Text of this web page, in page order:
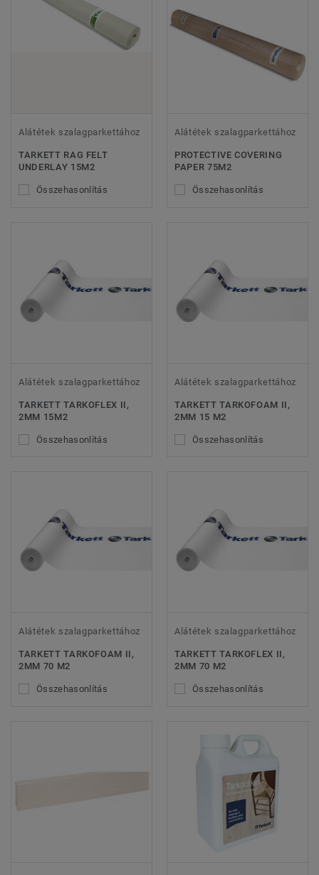
Alátétek szalagparkettához
TARKETT RAG FELT
UNDERLAY 15M2
Összehasonlítás
Alátétek szalagparkettához
PROTECTIVE COVERING
PAPER 75M2
Összehasonlítás
Alátétek szalagparkettához
TARKETT TARKOFLEX II,
2MM 15M2
Összehasonlítás
Alátétek szalagparkettához
TARKETT TARKOFOAM II,
2MM 15 M2
Összehasonlítás
Alátétek szalagparkettához
TARKETT TARKOFOAM II,
2MM 70 M2
Összehasonlítás
Alátétek szalagparkettához
TARKETT TARKOFLEX II,
2MM 70 M2
Összehasonlítás